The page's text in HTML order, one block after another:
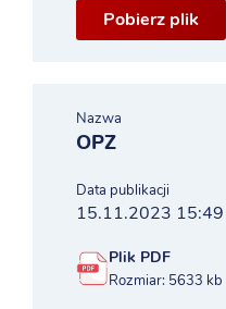
Pobierz plik
Nazwa
OPZ
Data publikacji
15.11.2023 15:49
Plik PDF
Rozmiar: 5633 kb